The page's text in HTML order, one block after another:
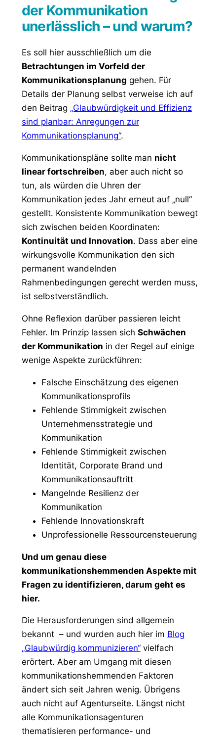
der Kommunikation
unerlässlich – und warum?
Es soll hier ausschließlich um die
Betrachtungen im Vorfeld der
Kommunikationsplanung gehen. Für
Details der Planung selbst verweise ich auf
den Beitrag „Glaubwürdigkeit und Effizienz
sind planbar: Anregungen zur
Kommunikationsplanung“.
Kommunikationspläne sollte man nicht
linear fortschreiben, aber auch nicht so
tun, als würden die Uhren der
Kommunikation jedes Jahr erneut auf „null“
gestellt. Konsistente Kommunikation bewegt
sich zwischen beiden Koordinaten:
Kontinuität und Innovation. Dass aber eine
wirkungsvolle Kommunikation den sich
permanent wandelnden
Rahmenbedingungen gerecht werden muss,
ist selbstverständlich.
Ohne Reflexion darüber passieren leicht
Fehler. Im Prinzip lassen sich Schwächen
der Kommunikation in der Regel auf einige
wenige Aspekte zurückführen:
Falsche Einschätzung des eigenen
Kommunikationsprofils
Fehlende Stimmigkeit zwischen
Unternehmensstrategie und
Kommunikation
Fehlende Stimmigkeit zwischen
Identität, Corporate Brand und
Kommunikationsauftritt
Mangelnde Resilienz der
Kommunikation
Fehlende Innovationskraft
Unprofessionelle Ressourcensteuerung
Und um genau diese
kommunikationshemmenden Aspekte mit
Fragen zu identifizieren, darum geht es
hier.
Die Herausforderungen sind allgemein
bekannt – und wurden auch hier im Blog
„Glaubwürdig kommunizieren“vielfach
erörtert. Aber am Umgang mit diesen
kommunikationshemmenden Faktoren
ändert sich seit Jahren wenig. Übrigens
auch nicht auf Agenturseite. Längst nicht
alle Kommunikationsagenturen
thematisieren performance- und